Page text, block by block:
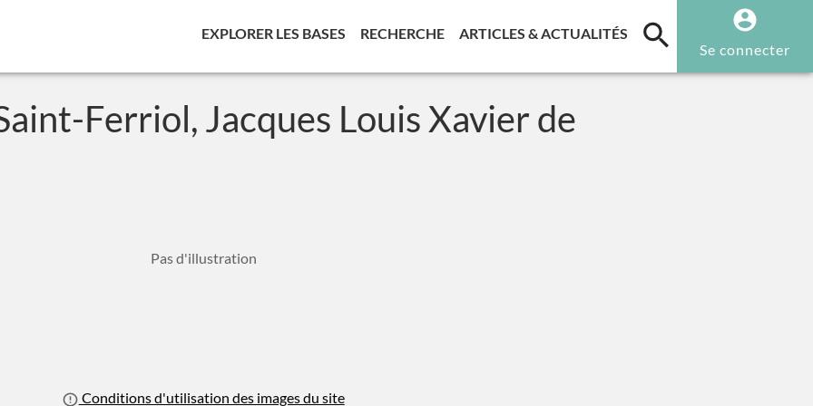
EXPLORER LES BASES (CURRENT)
RECHERCHE(CURRENT)
ARTICLES & ACTUALITÉS (CURRENT)
Se connecter
Ferriol, Jacques Louis Xavier de
Pas d'illustration
Conditions d'utilisation des images du site